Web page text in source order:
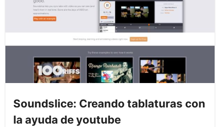
Soundslice: Creando tablaturas con
la ayuda de youtube